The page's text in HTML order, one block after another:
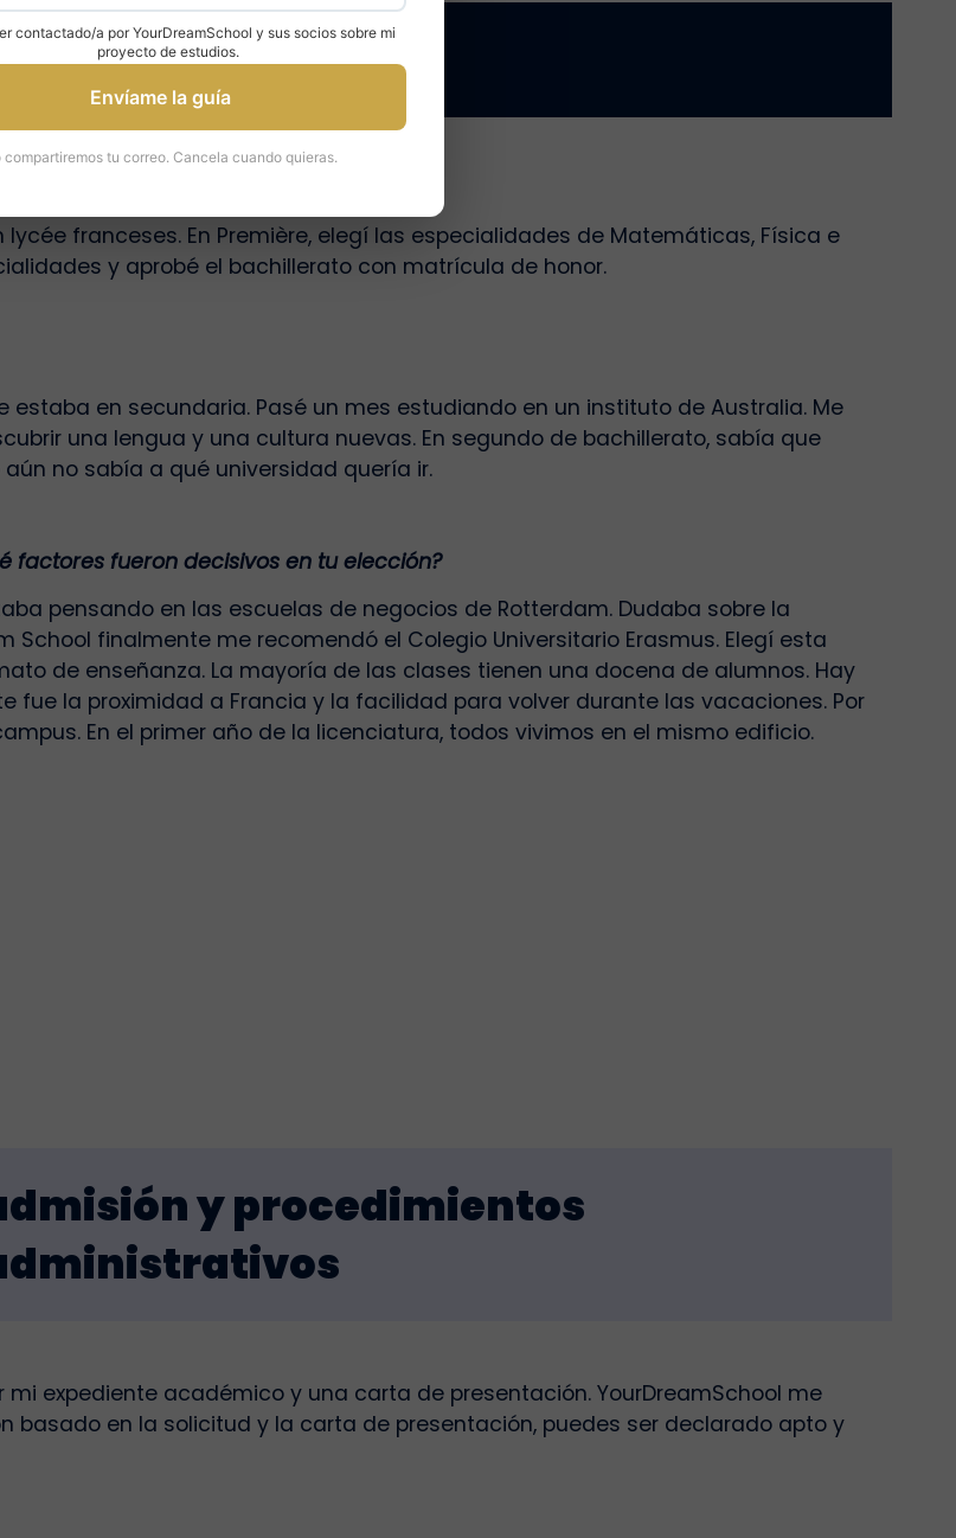
en el extranjero
franceses. En Première, elegí las especialidades de Matemáticas, Física e
y aprobé el bachillerato con matrícula de honor.
estaba en secundaria. Pasé un mes estudiando en un instituto de Australia. Me
una lengua y una cultura nuevas. En segundo de bachillerato, sabía que
no sabía a qué universidad quería ir.
factores fueron decisivos en tu elección?
pensando en las escuelas de negocios de Rotterdam. Dudaba sobre la
School finalmente me recomendó el Colegio Universitario Erasmus. Elegí esta
de enseñanza. La mayoría de las clases tienen una docena de alumnos. Hay
la proximidad a Francia y la facilidad para volver durante las vacaciones. Por
En el primer año de la licenciatura, todos vivimos en el mismo edificio.
y procedimientos
mi expediente académico y una carta de presentación. YourDreamSchool me
basado en la solicitud y la carta de presentación, puedes ser declarado apto y
contactado/a por YourDreamSchool y sus socios sobre mi
proyecto de estudios.
Envíame la guía
compartiremos tu correo. Cancela cuando quieras.